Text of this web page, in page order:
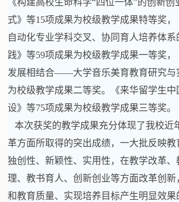
《构建高校生命科学“四位一体”的创新
式》等15项成果为校级教学成果特等奖
自动化专业学科交叉、协同育人培养体
践》等59项成果为校级教学成果一等奖
发展相结合——大学音乐美育教育研究与
为校级教学成果二等奖。《来华留学生
设》等75项成果为校级教学成果三等奖。
本次获奖的教学成果充分体现了我校近
革方面所取得的突出成绩，一大批反映教
独创性、新颖性、实用性，在教学改革
理、教书育人、创新创业等方面改革创
和教育质量、实现培养目标产生明显效